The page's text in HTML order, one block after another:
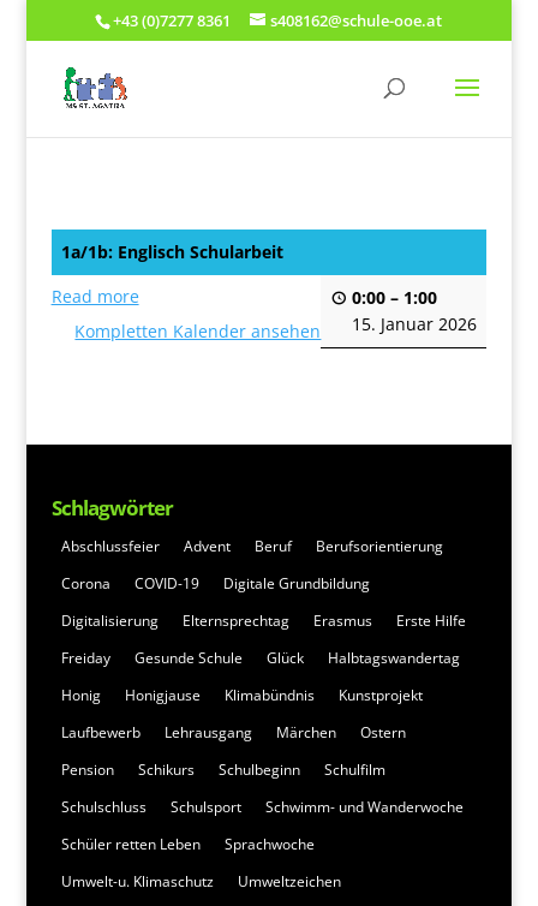
+43 (0)7277 8361 s408162@schule-ooe.at
1a/1b: Englisch Schularbeit
0:00 – 1:00
15. Januar 2026
Read more
Kompletten Kalender ansehen
Schlagwörter
Abschlussfeier Advent Beruf
Berufsorientierung
Corona
COVID-19
Digitale Grundbildung
Digitalisierung
Elternsprechtag Erasmus
Erste Hilfe
Freiday
Gesunde Schule Glück
Halbtagswandertag
Honig
Honigjause Klimabündnis
Kunstprojekt
Laufbewerb
Lehrausgang Märchen
Ostern
Pension
Schikurs Schulbeginn
Schulfilm
Schulschluss
Schulsport
Schwimm- und Wanderwoche
Schüler retten Leben
Sprachwoche
Umwelt-u. Klimaschutz
Umweltzeichen